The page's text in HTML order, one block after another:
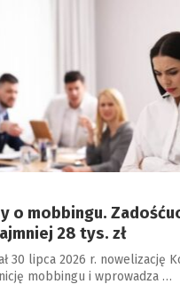
o mobbingu.
28 tys. zł
30 lipca 2026 r. nowelizację
mobbingu i wprowadza …